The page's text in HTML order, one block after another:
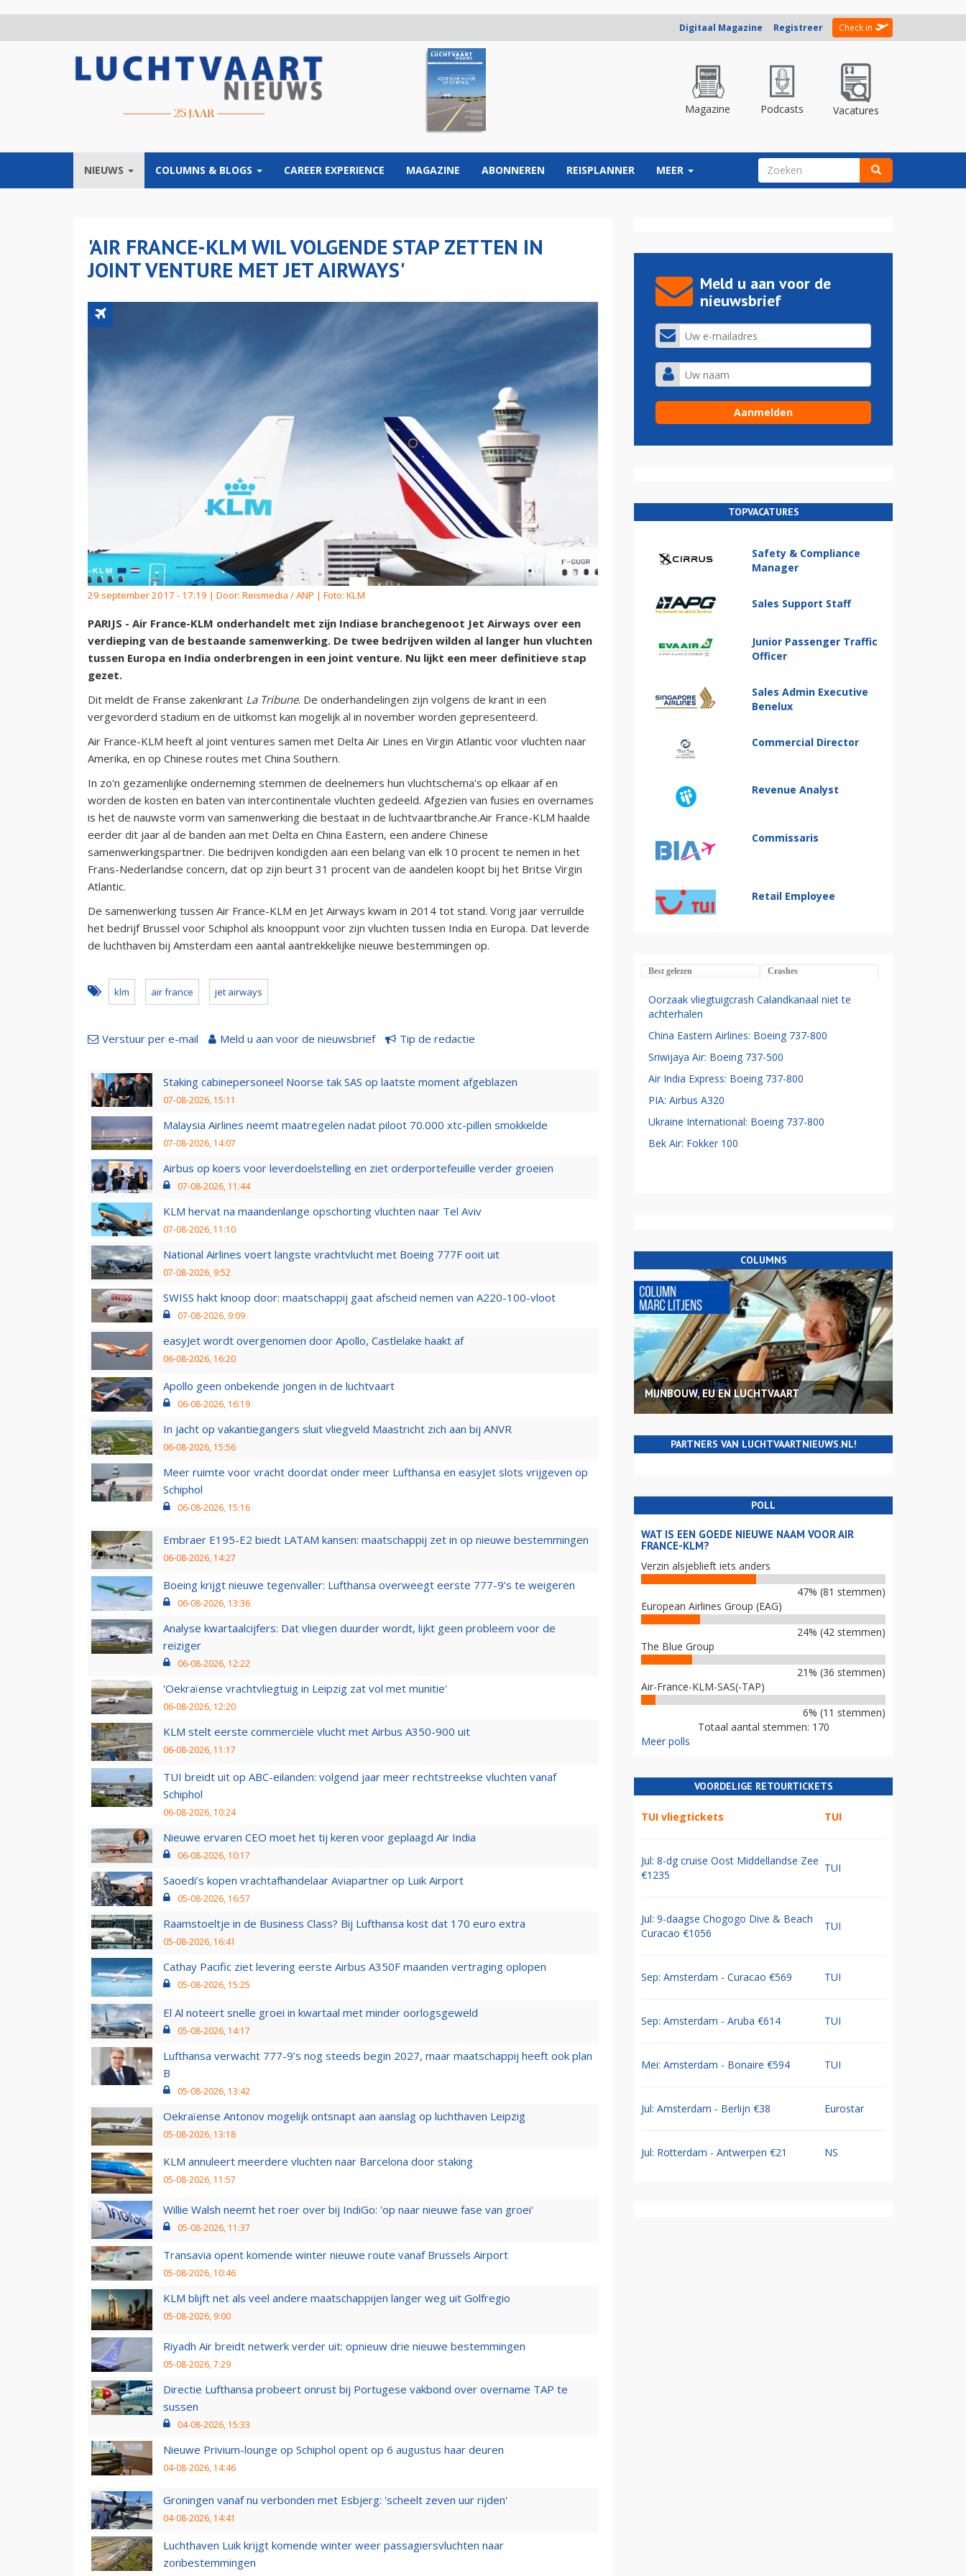
Digitaal Magazine Registreer Check in
Magazine Podcasts Vacatures
NIEUWS COLUMNS & BLOGS CAREER EXPERIENCE MAGAZINE ABONNEREN REISPLANNER MEER ZOEKVELD
'AIR FRANCE-KLM WIL VOLGENDE STAP ZETTEN IN
JOINT VENTURE MET JET AIRWAYS'
29 september 2017 - 17:19 | Door: Reismedia / ANP | Foto: KLM
PARIJS - Air France-KLM onderhandelt met zijn Indiase branchegenoot Jet Airways over een
verdieping van de bestaande samenwerking. De twee bedrijven wilden al langer hun vluchten
tussen Europa en India onderbrengen in een joint venture. Nu lijkt een meer definitieve stap
gezet.
Dit meldt de Franse zakenkrant La Tribune. De onderhandelingen zijn volgens de krant in een
vergevorderd stadium en de uitkomst kan mogelijk al in november worden gepresenteerd.
Air France-KLM heeft al joint ventures samen met Delta Air Lines en Virgin Atlantic voor vluchten naar
Amerika, en op Chinese routes met China Southern.
In zo'n gezamenlijke onderneming stemmen de deelnemers hun vluchtschema's op elkaar af en
worden de kosten en baten van intercontinentale vluchten gedeeld. Afgezien van fusies en overnames
is het de nauwste vorm van samenwerking die bestaat in de luchtvaartbranche.Air France-KLM haalde
eerder dit jaar al de banden aan met Delta en China Eastern, een andere Chinese
samenwerkingspartner. Die bedrijven kondigden aan een belang van elk 10 procent te nemen in het
Frans-Nederlandse concern, dat op zijn beurt 31 procent van de aandelen koopt bij het Britse Virgin
Atlantic.
De samenwerking tussen Air France-KLM en Jet Airways kwam in 2014 tot stand. Vorig jaar verruilde
het bedrijf Brussel voor Schiphol als knooppunt voor zijn vluchten tussen India en Europa. Dat leverde
de luchthaven bij Amsterdam een aantal aantrekkelijke nieuwe bestemmingen op.
klm air france jet airways
Verstuur per e-mail Meld u aan voor de nieuwsbrief Tip de redactie
Staking cabinepersoneel Noorse tak SAS op laatste moment afgeblazen
07-08-2026, 15:11
Malaysia Airlines neemt maatregelen nadat piloot 70.000 xtc-pillen smokkelde
07-08-2026, 14:07
Airbus op koers voor leverdoelstelling en ziet orderportefeuille verder groeien
07-08-2026, 11:44
KLM hervat na maandenlange opschorting vluchten naar Tel Aviv
07-08-2026, 11:10
National Airlines voert langste vrachtvlucht met Boeing 777F ooit uit
07-08-2026, 9:52
SWISS hakt knoop door: maatschappij gaat afscheid nemen van A220-100-vloot
07-08-2026, 9:09
easyJet wordt overgenomen door Apollo, Castlelake haakt af
06-08-2026, 16:20
Apollo geen onbekende jongen in de luchtvaart
06-08-2026, 16:19
In jacht op vakantiegangers sluit vliegveld Maastricht zich aan bij ANVR
06-08-2026, 15:56
Meer ruimte voor vracht doordat onder meer Lufthansa en easyJet slots vrijgeven op
Schiphol
06-08-2026, 15:16
Embraer E195-E2 biedt LATAM kansen: maatschappij zet in op nieuwe bestemmingen
06-08-2026, 14:27
Boeing krijgt nieuwe tegenvaller: Lufthansa overweegt eerste 777-9’s te weigeren
06-08-2026, 13:36
Analyse kwartaalcijfers: Dat vliegen duurder wordt, lijkt geen probleem voor de
reiziger
06-08-2026, 12:22
'Oekraïense vrachtvliegtuig in Leipzig zat vol met munitie'
06-08-2026, 12:20
KLM stelt eerste commerciële vlucht met Airbus A350-900 uit
06-08-2026, 11:17
TUI breidt uit op ABC-eilanden: volgend jaar meer rechtstreekse vluchten vanaf
Schiphol
06-08-2026, 10:24
Nieuwe ervaren CEO moet het tij keren voor geplaagd Air India
06-08-2026, 10:17
Saoedi’s kopen vrachtafhandelaar Aviapartner op Luik Airport
05-08-2026, 16:57
Raamstoeltje in de Business Class? Bij Lufthansa kost dat 170 euro extra
05-08-2026, 16:41
Cathay Pacific ziet levering eerste Airbus A350F maanden vertraging oplopen
05-08-2026, 15:25
El Al noteert snelle groei in kwartaal met minder oorlogsgeweld
05-08-2026, 14:17
Lufthansa verwacht 777-9’s nog steeds begin 2027, maar maatschappij heeft ook plan
B
05-08-2026, 13:42
Oekraïense Antonov mogelijk ontsnapt aan aanslag op luchthaven Leipzig
05-08-2026, 13:18
KLM annuleert meerdere vluchten naar Barcelona door staking
05-08-2026, 11:57
Willie Walsh neemt het roer over bij IndiGo: 'op naar nieuwe fase van groei'
05-08-2026, 11:37
Transavia opent komende winter nieuwe route vanaf Brussels Airport
05-08-2026, 10:46
KLM blijft net als veel andere maatschappijen langer weg uit Golfregio
05-08-2026, 9:00
Riyadh Air breidt netwerk verder uit: opnieuw drie nieuwe bestemmingen
05-08-2026, 7:29
Directie Lufthansa probeert onrust bij Portugese vakbond over overname TAP te
sussen
04-08-2026, 15:33
Nieuwe Privium-lounge op Schiphol opent op 6 augustus haar deuren
04-08-2026, 14:46
Groningen vanaf nu verbonden met Esbjerg: 'scheelt zeven uur rijden'
04-08-2026, 14:41
Luchthaven Luik krijgt komende winter weer passagiersvluchten naar
zonbestemmingen
Meld u aan voor de
nieuwsbrief
TOPVACATURES
Safety & Compliance
Manager
Sales Support Staff
Junior Passenger Traffic
Officer
Sales Admin Executive
Benelux
Commercial Director
Revenue Analyst
Commissaris
Retail Employee
Best gelezen Crashes
Oorzaak vliegtuigcrash Calandkanaal niet te
achterhalen
China Eastern Airlines: Boeing 737-800
Sriwijaya Air: Boeing 737-500
Air India Express: Boeing 737-800
PIA: Airbus A320
Ukraine International: Boeing 737-800
Bek Air: Fokker 100
COLUMNS
MIJNBOUW, EU EN LUCHTVAART
PARTNERS VAN LUCHTVAARTNIEUWS.NL!
POLL
WAT IS EEN GOEDE NIEUWE NAAM VOOR AIR
FRANCE-KLM?
Verzin alsjeblieft iets anders
47% (81 stemmen)
European Airlines Group (EAG)
24% (42 stemmen)
The Blue Group
21% (36 stemmen)
Air-France-KLM-SAS(-TAP)
6% (11 stemmen)
Totaal aantal stemmen: 170
Meer polls
VOORDELIGE RETOURTICKETS
TUI vliegtickets TUI
Jul: 8-dg cruise Oost Middellandse Zee
€1235
TUI
Jul: 9-daagse Chogogo Dive & Beach
Curacao €1056
TUI
Sep: Amsterdam - Curacao €569 TUI
Sep: Amsterdam - Aruba €614 TUI
Mei: Amsterdam - Bonaire €594 TUI
Jul: Amsterdam - Berlijn €38 Eurostar
Jul: Rotterdam - Antwerpen €21 NS